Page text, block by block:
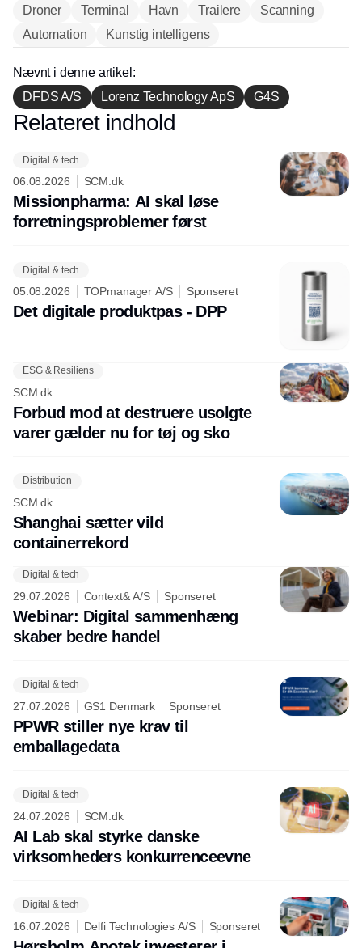
Droner
Terminal Havn Trailere
Scanning
Automation
Kunstig intelligens
Nævnt i denne artikel:
DFDS A/S
Lorenz Technology ApS G4S
Annonce
Relateret indhold
Digital & tech
06.08.2026 SCM.dk
Missionpharma: AI skal løse
forretningsproblemer først
Digital & tech
05.08.2026 TOPmanager A/S Sponseret
Det digitale produktpas - DPP
ESG & Resiliens
SCM.dk
Forbud mod at destruere usolgte
varer gælder nu for tøj og sko
Distribution
SCM.dk
Shanghai sætter vild
containerrekord
Digital & tech
29.07.2026 Context& A/S Sponseret
Webinar: Digital sammenhæng
skaber bedre handel
Digital & tech
27.07.2026 GS1 Denmark Sponseret
PPWR stiller nye krav til
emballagedata
Digital & tech
24.07.2026 SCM.dk
AI Lab skal styrke danske
virksomheders konkurrenceevne
Digital & tech
16.07.2026 Delfi Technologies A/S Sponseret